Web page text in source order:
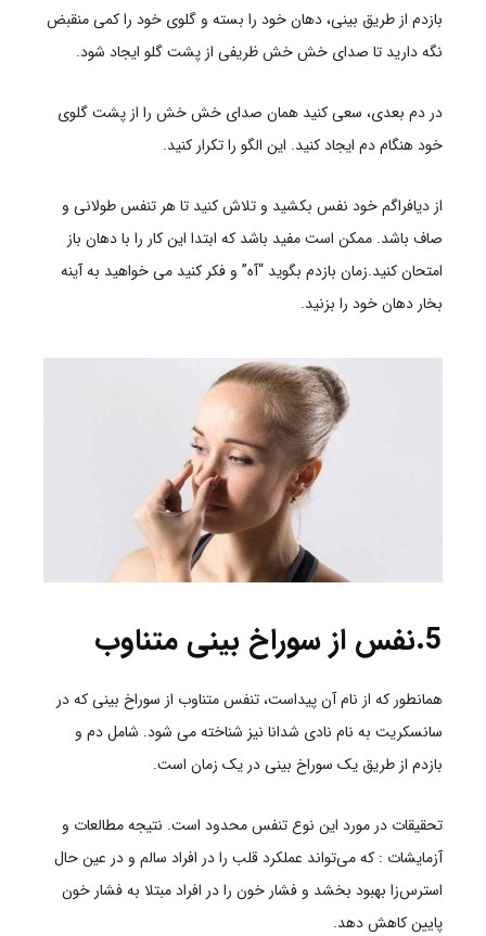
بازدم از طریق بینی، دهان خود را بسته و گلوی خود را کمی منقبض
نگه دارید تا صدای خش خش ظریفی از پشت گلو ایجاد شود.
در دم بعدی، سعی کنید همان صدای خش خش را از پشت گلوی
خود هنگام دم ایجاد کنید. این الگو را تکرار کنید.
از دیافراگم خود نفس بکشید و تلاش کنید تا هر تنفس طولانی و
صاف باشد. ممکن است مفید باشد که ابتدا این کار را با دهان باز
امتحان کنید.زمان بازدم بگوید “آه” و فکر کنید می خواهید به آینه
بخار دهان خود را بزنید.
5.نفس از سوراخ بینی متناوب
همانطور که از نام آن پیداست، تنفس متناوب از سوراخ بینی که در
سانسکریت به نام نادی شدانا نیز شناخته می شود. شامل دم و
بازدم از طریق یک سوراخ بینی در یک زمان است.
تحقیقات در مورد این نوع تنفس محدود است. نتیجه مطالعات و
آزمایشات : که می‌تواند عملکرد قلب را در افراد سالم و در عین حال
استرس‌زا بهبود بخشد و فشار خون را در افراد مبتلا به فشار خون
پایین کاهش دهد.